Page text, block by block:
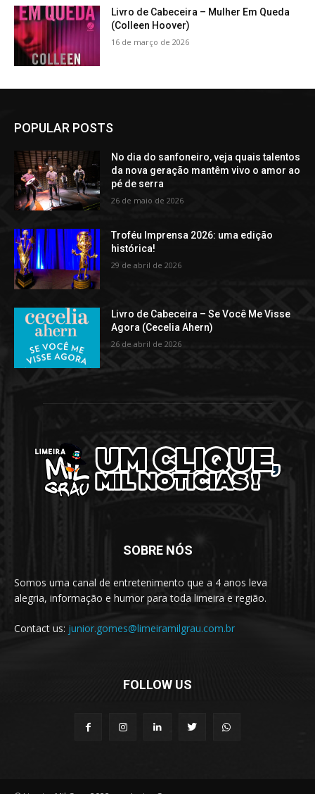
Livro de Cabeceira – Mulher Em Queda
(Colleen Hoover)
16 de março de 2026
POPULAR POSTS
No dia do sanfoneiro, veja quais talentos
da nova geração mantêm vivo o amor ao
pé de serra
26 de maio de 2026
Troféu Imprensa 2026: uma edição
histórica!
29 de abril de 2026
Livro de Cabeceira – Se Você Me Visse
Agora (Cecelia Ahern)
26 de abril de 2026
SOBRE NÓS
Somos uma canal de entretenimento que a 4 anos leva
alegria, informação e humor para toda limeira e região.
Contact us: junior.gomes@limeiramilgrau.com.br
FOLLOW US